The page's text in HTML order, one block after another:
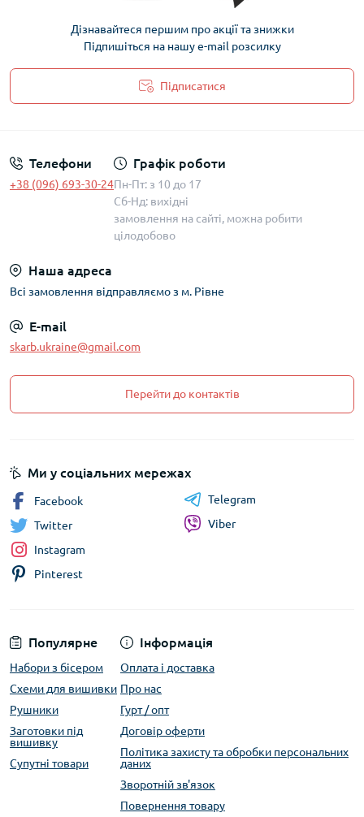
Дізнавайтеся першим про акції та знижки
Підпишіться на нашу e-mail розсилку
Підписатися
Телефони
+38 (096) 693-30-24
Графік роботи
Пн-Пт: з 10 до 17
Сб-Нд: вихідні
замовлення на сайті, можна робити
цілодобово
Наша адреса
Всі замовлення відправляємо з м. Рівне
E-mail
skarb.ukraine@gmail.com
Перейти до контактів
Популярне
Набори з бісером
Схеми для вишивки
Рушники
Заготовки під
вишивку
Супутні товари
Інформація
Оплата і доставка
Про нас
Гурт / опт
Договір оферти
Політика захисту та обробки персональних
даних
Зворотній зв'язок
Повернення товару
Ми у соціальних мережах
Facebook
Twitter
Instagram
Pinterest
Telegram
Viber